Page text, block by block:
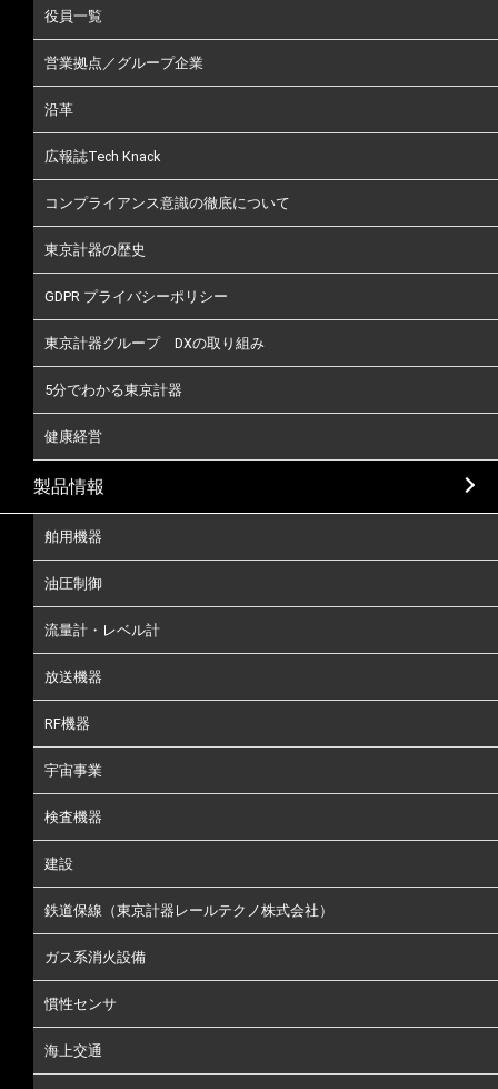
役員一覧
営業拠点／グループ企業
沿革
広報誌Tech Knack
コンプライアンス意識の徹底について
東京計器の歴史
GDPR プライバシーポリシー
東京計器グループ DXの取り組み
5分でわかる東京計器
健康経営
製品情報
舶用機器
油圧制御
流量計・レベル計
放送機器
RF機器
宇宙事業
検査機器
建設
鉄道保線（東京計器レールテクノ株式会社）
ガス系消火設備
慣性センサ
海上交通